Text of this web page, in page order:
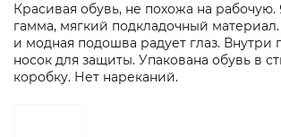
Красивая обувь, не похожа на рабочую.
гамма, мягкий подкладочный
и модная подошва радует глаз. Внутри
носок для защиты. Упакована обувь в
коробку. Нет нареканий.